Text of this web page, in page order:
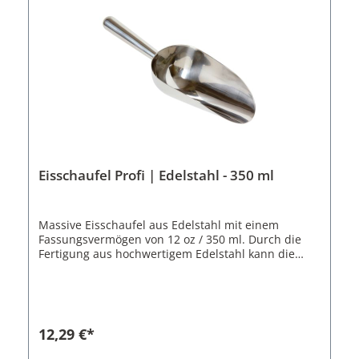
Eisschaufel Profi | Edelstahl - 350 ml
Massive Eisschaufel aus Edelstahl mit einem
Fassungsvermögen von 12 oz / 350 ml. Durch die
Fertigung aus hochwertigem Edelstahl kann die
schont ihr Handgelenk beim befüllen von Gläsern
und Cocktailshakern. Dies ist besonders wichtig
12,29 €*